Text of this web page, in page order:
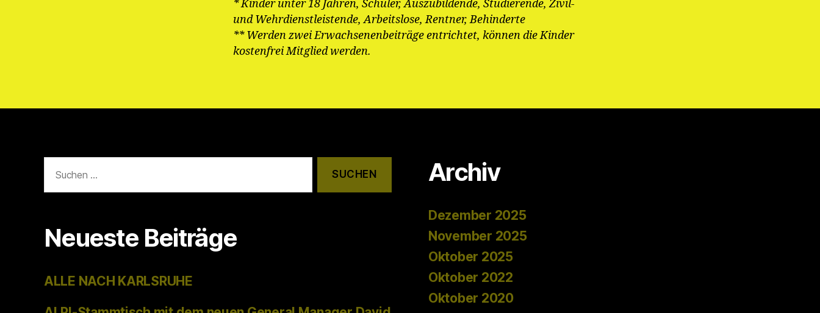
* Kinder unter 18 Jahren, Schüler, Auszubildende, Studierende, Zivil-
und Wehrdienstleistende, Arbeitslose, Rentner, Behinderte
** Werden zwei Erwachsenenbeiträge entrichtet, können die Kinder
kostenfrei Mitglied werden.
nach:
Neueste Beiträge
ALLE NACH KARLSRUHE
Archiv
Dezember 2025
November 2025
Oktober 2025
Oktober 2022
Oktober 2020